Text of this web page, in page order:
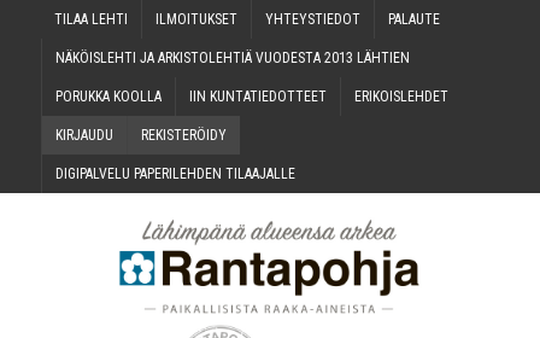
TILAA LEH­TI ILMOI­TUK­SET YHTEYS­TIE­DOT PALAU­TE
NÄKÖIS­LEH­TI JA ARKIS­TO­LEH­TIÄ VUO­DES­TA 2013 LÄHTIEN
PORUK­KA KOOLLA IIN KUN­TA­TIE­DOT­TEET ERI­KOIS­LEH­DET
KIR­JAU­DU REKIS­TE­RÖI­DY
DIGI­PAL­VE­LU PAPE­RI­LEH­DEN TILAAJALLE